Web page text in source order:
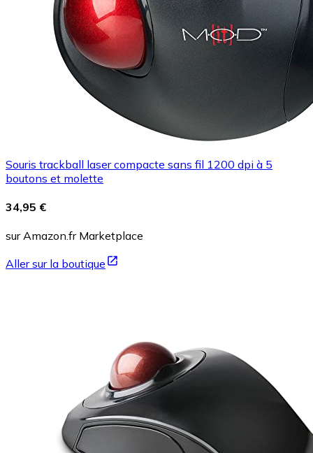
Souris trackball laser compacte sans fil 1200 dpi à 5
boutons et molette
34,95 €
sur Amazon.fr Marketplace
Aller sur la boutique